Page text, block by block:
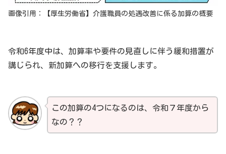
画像引用：【厚生労働省】介護職員の処遇改善に係る加算の概要
令和6年度中は、加算率や要件の見直しに伴う緩和措置が
講じられ、新加算への移行を支援します。
この加算の4つになるのは、令和７年度から
なの？？